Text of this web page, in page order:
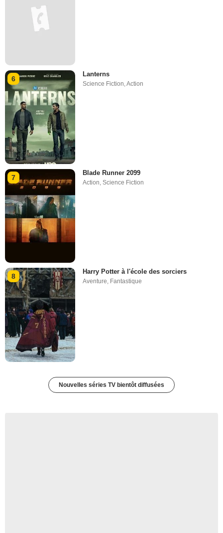
6
Lanterns
Science Fiction,Action
7
Blade Runner 2099
Action,Science Fiction
8
Harry Potter à l'école des sorciers
Aventure, Fantastique
Nouvelles séries TV bientôt diffusées